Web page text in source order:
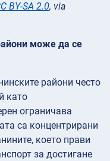
BY-SA 2.0, via
може да се
райони често
като
ограничава
са концентрирани
което прави
за достигане